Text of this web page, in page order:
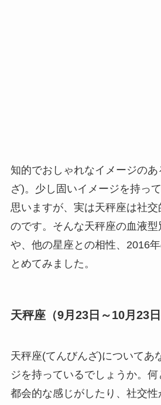
知的でおしゃれなイメージの
ざ)。少し固いイメージを持っ
思いますが、実は天秤座は社
のです。そんな天秤座の血液
や、他の星座との相性、2016
とめてみました。
天秤座（9月23日～10月23日
天秤座(てんびんざ)についてあ
ジを持っているでしょうか。
都会的な感じがしたり、社交